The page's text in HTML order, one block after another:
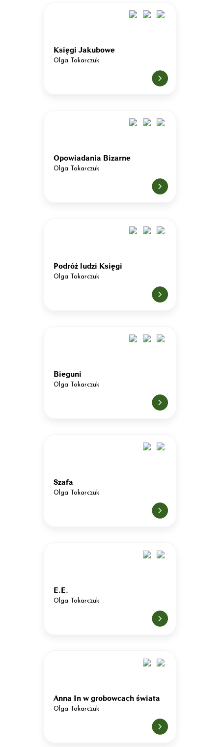
Księgi Jakubowe
Olga Tokarczuk
Opowiadania Bizarne
Olga Tokarczuk
Podróż ludzi Księgi
Olga Tokarczuk
Bieguni
Olga Tokarczuk
Szafa
Olga Tokarczuk
E.E.
Olga Tokarczuk
Anna In w grobowcach świata
Olga Tokarczuk